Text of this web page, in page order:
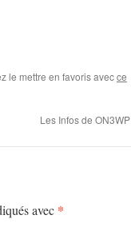
le mettre en favoris avecce
Les Infos de ON3WP
avec *